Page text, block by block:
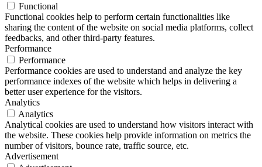
Functional
Functional cookies help to perform certain functionalities like
sharing the content of the website on social media platforms, collect
feedbacks, and other third-party features.
Performance
Performance
Performance cookies are used to understand and analyze the key
performance indexes of the website which helps in delivering a
better user experience for the visitors.
Analytics
Analytics
Analytical cookies are used to understand how visitors interact with
the website. These cookies help provide information on metrics the
number of visitors, bounce rate, traffic source, etc.
Advertisement